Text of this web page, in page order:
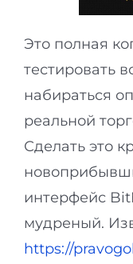
Это полная
тестировать
набираться
реальной
Сделать это
интерфейс
мудреный.
https://